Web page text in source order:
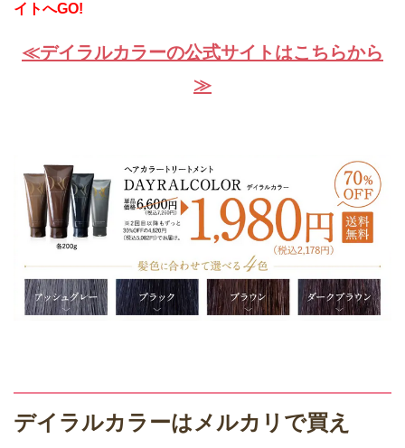
イトへGO!
≪デイラルカラーの公式サイトはこちらから
≫
デイラルカラーはメルカリで買え